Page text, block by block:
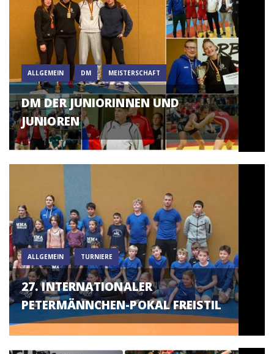
ALLGEMEIN DM MEISTERSCHAFT
DM DER JUNIORINNEN UND
JUNIOREN
ALLGEMEIN TURNIERE
27. INTERNATIONALER
PETERMÄNNCHEN-POKAL FREISTIL